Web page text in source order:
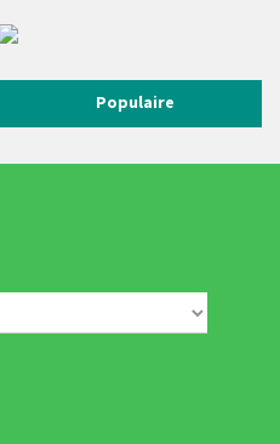
Populaire